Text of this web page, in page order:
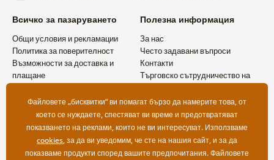
Всичко за пазаруването
Общи условия и рекламации
Политика за поверителност
Възможности за доставка и
плащане
Полезна информация
За нас
Често задавани въпроси
Контакти
Търговско сътрудничество на
Файловете „бисквитки“ ви помагат бързо да намерите това, от
което се нуждаете, спестяват ви време и предотвратяват
показването на реклами, които не ви интересуват. Използваме
cookies, за да ви уведомим, че сте на нашия сайт, и за да
показваме продукти според вашите предпочитания. Файловете